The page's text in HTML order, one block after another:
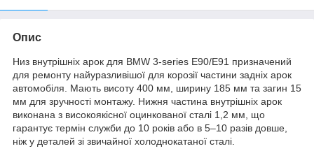
Опис
Низ внутрішніх арок для BMW 3-series E90/E91 призначений
для ремонту найуразливішої для корозії частини задніх арок
автомобіля. Мають висоту 400 мм, ширину 185 мм та загин 15
мм для зручності монтажу. Нижня частина внутрішніх арок
виконана з високоякісної оцинкованої сталі 1,2 мм, що
гарантує термін служби до 10 років або в 5–10 разів довше,
ніж у деталей зі звичайної холоднокатаної сталі.